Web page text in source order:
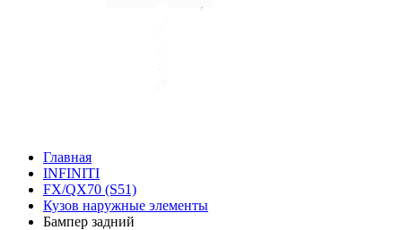
Главная
INFINITI
FX/QX70 (S51)
Кузов наружные элементы
Бампер задний